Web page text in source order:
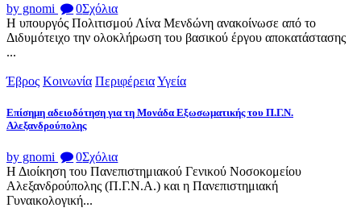
by gnomi 0Σχόλια
Η υπουργός Πολιτισμού Λίνα Μενδώνη ανακοίνωσε από το
Διδυμότειχο την ολοκλήρωση του βασικού έργου αποκατάστασης
...
Έβρος Κοινωνία ΠεριφέρειαΥγεία
Επίσημη αδειοδότηση για τη Μονάδα Εξωσωματικής του Π.Γ.Ν.
Αλεξανδρούπολης
by gnomi 0Σχόλια
Η Διοίκηση του Πανεπιστημιακού Γενικού Νοσοκομείου
Αλεξανδρούπολης (Π.Γ.Ν.Α.) και η Πανεπιστημιακή
Γυναικολογική...